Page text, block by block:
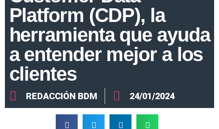
Platform (CDP), la
herramienta que ayuda
a entender mejor a los
clientes
REDACCIÓN BDM 24/01/2024